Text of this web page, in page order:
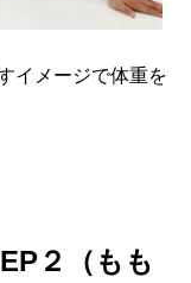
イメージで体重を
２（もも